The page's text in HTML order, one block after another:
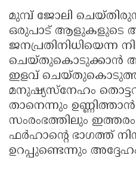
മുമ്പ് ജോലി
ഒരുപാട് ആളുകളുടെ
ജനപ്രതിനിധിയെന്ന
ചെയ്തുകൊടുക്കാൻ
ഇളവ്
മനുഷ്യസ്നേഹം
താനെന്നും
സംരംഭത്തിലും
ഫർഹാന്റെ ഭാഗത്ത്
ഉറപ്പുണ്ടെന്നും